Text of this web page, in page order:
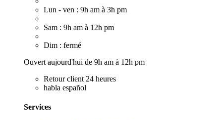
Lun - ven : 9h am à 3h pm
Sam : 9h am à 12h pm
Dim : fermé
Ouvert aujourd'hui de 9h am à 12h pm
Retour client 24 heures
habla español
Services